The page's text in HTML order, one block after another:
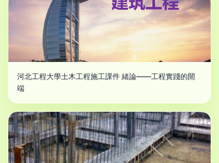
河北工程大學土木工程施工課件 緒論——工程實踐的開
端